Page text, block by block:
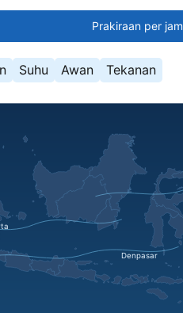
Prakiraan per jam
Suhu Awan Tekanan